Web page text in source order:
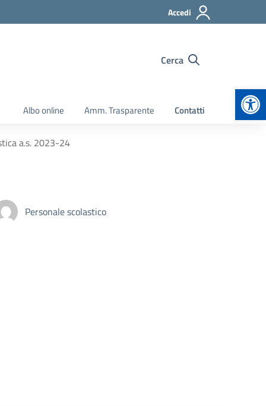
Accedi
Cerca
Albo online Amm. Trasparente Contatti
a.s. 2023-24
Personale scolastico